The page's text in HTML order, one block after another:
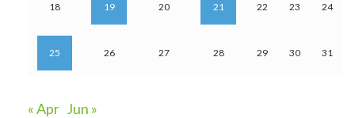
18 19 20 21 22 23 24
25 26 27 28 29 30 31
« Apr Jun »